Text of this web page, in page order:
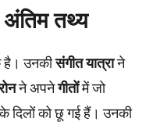
अंतिम तथ्य
है। उनकीसंगीत यात्राने
ने अपनेगीतोंमें जो
दिलों को छू गई हैं। उनकी